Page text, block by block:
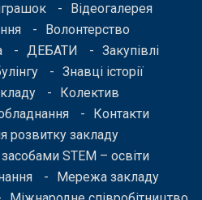
Відеогалерея
Волонтерство
ДЕБАТИ
Закупівлі
Знавці історії
Колектив
Контакти
розвитку закладу
STEM – освіти
Мережа закладу